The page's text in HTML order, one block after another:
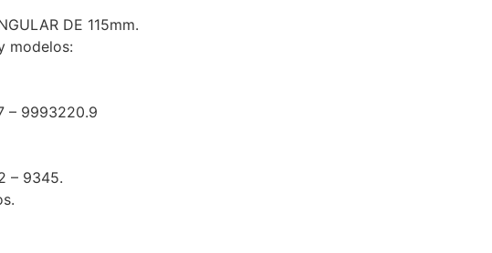
DE 115mm.
modelos:
– 9993220.9
– 9345.